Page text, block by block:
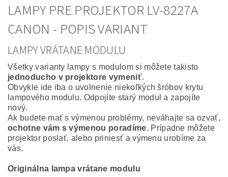
LAMPY PRE PROJEKTOR LV-8227A
CANON - POPIS VARIANT
LAMPY VRÁTANE MODULU
Všetky varianty lampy s modulom si môžete takisto
jednoducho v projektore vymeniť.
Obvykle ide iba o uvolnenie niekoľkých šróbov krytu
lampového modulu. Odpojíte starý modul a zapojíte
nový.
Ak budete mať s výmenou problémy, neváhajte sa ozvať,
ochotne vám s výmenou poradíme. Prípadne môžete
projektor poslať, alebo priniesť a výmenu urobíme za
vás.
Originálna lampa vrátane modulu